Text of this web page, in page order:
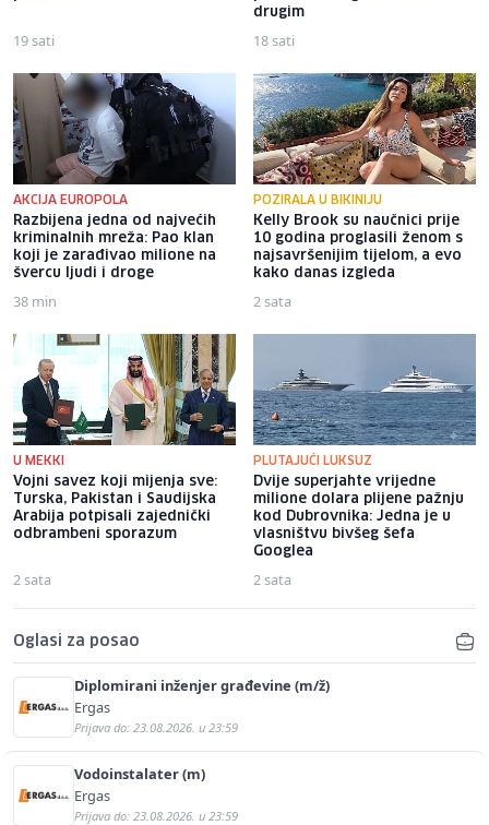
19 sati
drugim
18 sati
AKCIJA EUROPOLA
Razbijena jedna od najvećih
kriminalnih mreža: Pao klan
koji je zarađivao milione na
švercu ljudi i droge
38 min
POZIRALA U BIKINIJU
Kelly Brook su naučnici prije
10 godina proglasili ženom s
najsavršenijim tijelom, a evo
kako danas izgleda
2 sata
U MEKKI
Vojni savez koji mijenja sve:
Turska, Pakistan i Saudijska
Arabija potpisali zajednički
odbrambeni sporazum
2 sata
PLUTAJUĆI LUKSUZ
Dvije superjahte vrijedne
milione dolara plijene pažnju
kod Dubrovnika: Jedna je u
vlasništvu bivšeg šefa
Googlea
2 sata
Oglasi za posao
Diplomirani inženjer građevine (m/ž)
Ergas
Prijava do: 23.08.2026. u 23:59
Vodoinstalater (m)
Ergas
Prijava do: 23.08.2026. u 23:59